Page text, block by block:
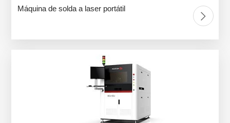
Máquina de solda a laser portátil